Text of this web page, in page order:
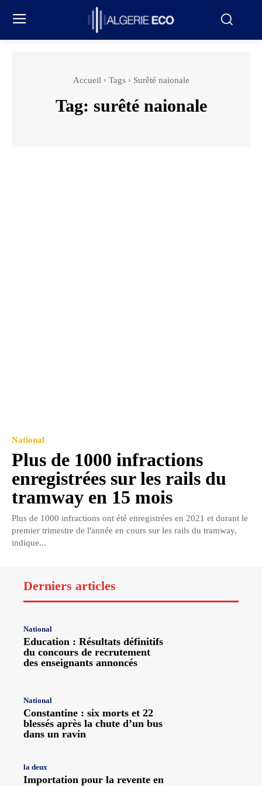
Accueil Tags Surêté naionale
Tag: surêté naionale
National
Plus de 1000 infractions
enregistrées sur les rails du
tramway en 15 mois
Plus de 1000 infractions ont été enregistrées en 2021 et durant le
premier trimestre de l'année en cours sur les rails du tramway,
indique...
Derniers articles
National
Education : Résultats définitifs
du concours de recrutement
des enseignants annoncés
National
Constantine : six morts et 22
blessés après la chute d’un bus
dans un ravin
la deux
Importation pour la revente en